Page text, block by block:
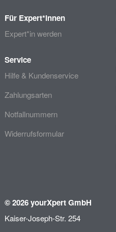
Für Expert*innen
Expert*in werden
Service
Hilfe & Kundenservice
Zahlungsarten
Notfallnummern
Widerrufsformular
© 2026 yourXpert GmbH
Kaiser-Joseph-Str. 254